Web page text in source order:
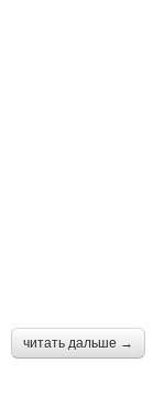
читать дальше →